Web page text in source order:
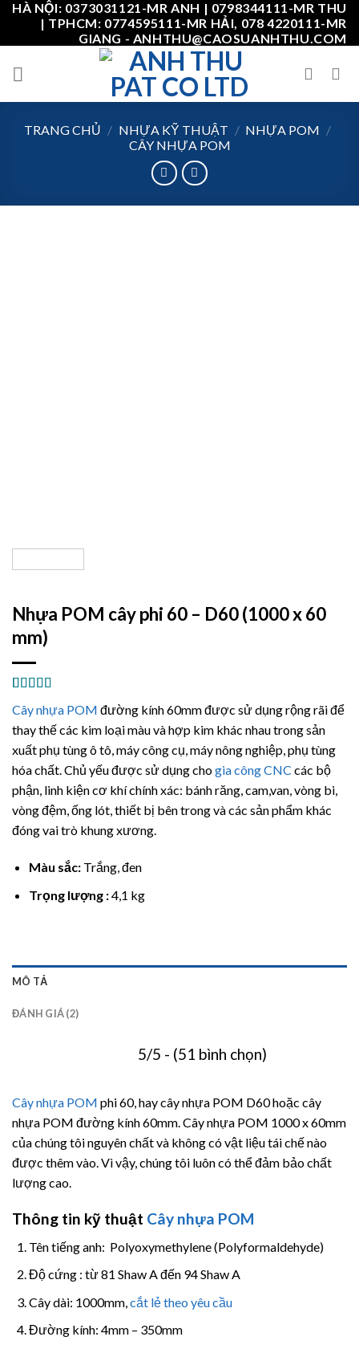
Skip
content
HÀ NỘI: 0373031121-MR ANH | 0798344111-MR THU
| TPHCM: 0774595111-MR HẢI, 078 4220111-MR
GIANG - ANHTHU@CAOSUANHTHU.COM
TRANG CHỦ / NHỰA KỸ THUẬT / NHỰA POM /
CÂY NHỰA POM
Nhựa POM cây phi 60 – D60 (1000 x 60
mm)
dựa trên
đánh giá
Cây nhựa POM đường kính 60mmđược sử dụng rộng rãi để
thay thế các kim loại màu và hợp kim khác nhau trong sản
xuất phụ tùng ô tô, máy công cụ, máy nông nghiệp, phụ tùng
hóa chất. Chủ yếu được sử dụng chogia công CNC các bộ
phận, linh kiện cơ khí chính xác: bánh răng, cam,van, vòng bi,
vòng đệm, ống lót, thiết bị bên trong và các sản phẩm khác
đóng vai trò khung xương.
Màu sắc:Trắng, đen
Trọng lượng :4,1 kg
MÔ TẢ
ĐÁNH GIÁ (2)
5/5 - (51 bình chọn)
Cây nhựa POM phi 60, hay cây nhựa POM D60 hoặc cây
nhựa POM đường kính 60mm. Cây nhựa POM 1000 x 60mm
của chúng tôi nguyên chất và không có vật liệu tái chế nào
được thêm vào. Vì vậy, chúng tôi luôn có thể đảm bảo chất
lượng cao.
Thông tin kỹ thuật Cây nhựa POM
Tên tiếng anh: Polyoxymethylene (Polyformaldehyde)
Độ cứng : từ 81 Shaw A đến 94 Shaw A
Cây dài: 1000mm,cắt lẻ theo yêu cầu
Đường kính: 4mm – 350mm